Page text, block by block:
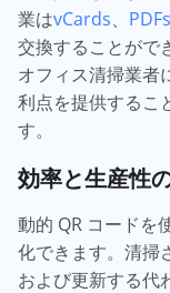
業はvCards、 PDFs
交換することがで
オフィス清掃業者
利点を提供するこ
す。
効率と生産性
動的 QR コードを
化できます。清掃
および更新する代